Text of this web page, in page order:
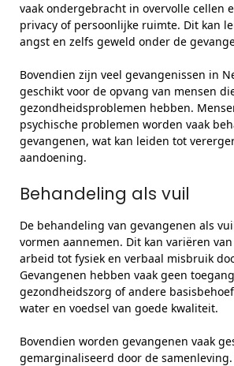
vaak ondergebracht in overvolle cellen
privacy of persoonlijke ruimte. Dit kan
angst en zelfs geweld onder de
Bovendien zijn veel gevangenissen in
geschikt voor de opvang van mensen
gezondheidsproblemen hebben.
psychische problemen worden vaak
gevangenen, wat kan leiden tot
aandoening.
Behandeling als vuil
De behandeling van gevangenen als
vormen aannemen. Dit kan variëren
arbeid tot fysiek en verbaal misbruik
Gevangenen hebben vaak geen
gezondheidszorg of andere
water en voedsel van goede kwaliteit.
Bovendien worden gevangenen vaak
gemarginaliseerd door de